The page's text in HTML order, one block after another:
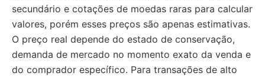
secundário e cotações de moedas raras para calcular
valores, porém esses preços são apenas estimativas.
O preço real depende do estado de conservação,
demanda de mercado no momento exato da venda e
do comprador específico. Para transações de alto